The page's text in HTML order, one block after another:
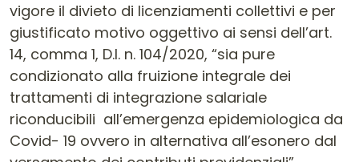
vigore il divieto di licenziamenti collettivi e per
giustificato motivo oggettivo ai sensi dell’art.
14, comma 1, D.l. n. 104/2020, “sia pure
condizionato alla fruizione integrale dei
trattamenti di integrazione salariale
riconducibili all’emergenza epidemiologica da
Covid- 19 ovvero in alternativa all’esonero dal